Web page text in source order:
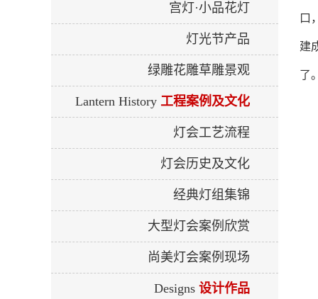
口
建
了
宫灯·小品花灯
灯光节产品
绿雕花雕草雕景观
Lantern History 工程案例及文化
灯会工艺流程
灯会历史及文化
经典灯组集锦
大型灯会案例欣赏
尚美灯会案例现场
Designs 设计作品